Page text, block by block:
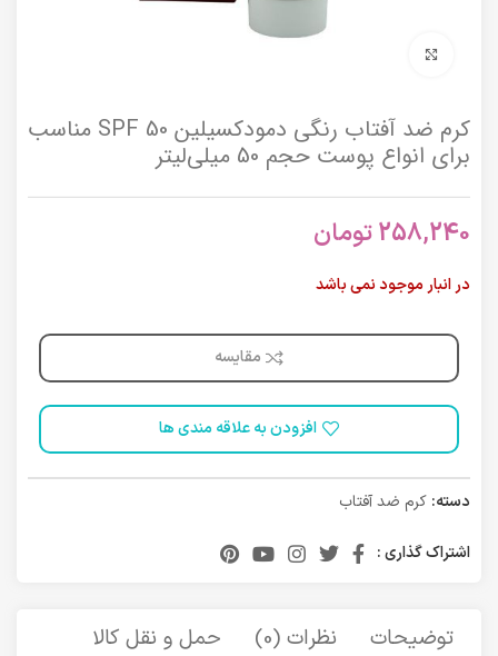
کرم ضد آفتاب رنگی دمودکسیلین SPF 50 مناسب
برای انواع پوست حجم 50 میلی‌لیتر
258,240تومان
در انبار موجود نمی باشد
مقایسه
افزودن به علاقه مندی ها
دسته: کرم ضد آفتاب
اشتراک گذاری :
توضیحات نظرات (0) حمل و نقل کالا